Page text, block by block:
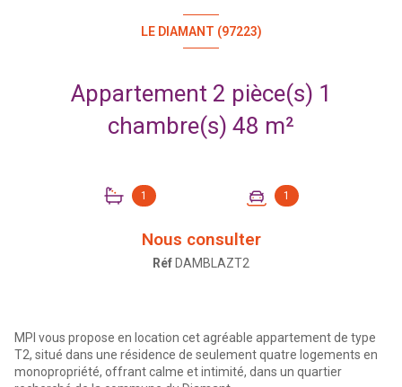
LE DIAMANT (97223)
Appartement 2 pièce(s) 1
chambre(s) 48 m²
1 1
Nous consulter
Réf DAMBLAZT2
MPI vous propose en location cet agréable appartement de type
T2, situé dans une résidence de seulement quatre logements en
monopropriété, offrant calme et intimité, dans un quartier